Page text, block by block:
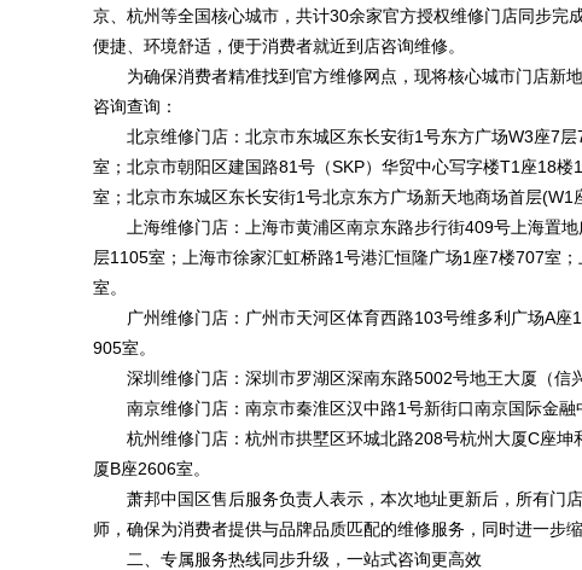
京、杭州等全国核心城市，共计30余家官方授权维修门店同步完
便捷、环境舒适，便于消费者就近到店咨询维修。
为确保消费者精准找到官方维修网点，现将核心城市门店新
咨询查询：
北京维修门店：北京市东城区东长安街1号东方广场W3座7
室；北京市朝阳区建国路81号（SKP）华贸中心写字楼T1座18
室；北京市东城区东长安街1号北京东方广场新天地商场首层(W1
上海维修门店：上海市黄浦区南京东路步行街409号上海置
层1105室；上海市徐家汇虹桥路1号港汇恒隆广场1座7楼707室
室。
广州维修门店：广州市天河区体育西路103号维多利广场A
905室。
深圳维修门店：深圳市罗湖区深南东路5002号地王大厦（信
南京维修门店：南京市秦淮区汉中路1号新街口南京国际金融
杭州维修门店：杭州市拱墅区环城北路208号杭州大厦C座
厦B座2606室。
萧邦中国区售后服务负责人表示，本次地址更新后，所有门
师，确保为消费者提供与品牌品质匹配的维修服务，同时进一步
二、专属服务热线同步升级，一站式咨询更高效